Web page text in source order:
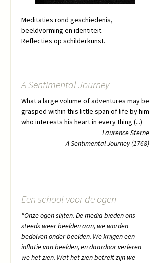
Meditaties rond geschiedenis,
beeldvorming en identiteit.
Reflecties op schilderkunst.
A Sentimental Journey
What a large volume of adventures may be
grasped within this little span of life by him
who interests his heart in every thing (...)
Laurence Sterne
A Sentimental Journey (1768)
Een school voor de ogen
"Onze ogen slijten. De media bieden ons
steeds weer beelden aan, we worden
bedolven onder beelden. We krijgen een
inflatie van beelden, en daardoor verleren
we het zien. Wat het zien betreft zijn we